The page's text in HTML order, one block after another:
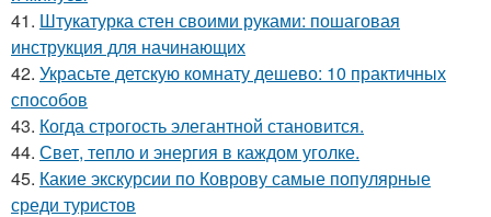
41. Штукатурка стен своими руками: пошаговая
инструкция для начинающих
42. Украсьте детскую комнату дешево: 10 практичных
способов
43. Когда строгость элегантной становится.
44. Свет, тепло и энергия в каждом уголке.
45. Какие экскурсии по Коврову самые популярные
среди туристов